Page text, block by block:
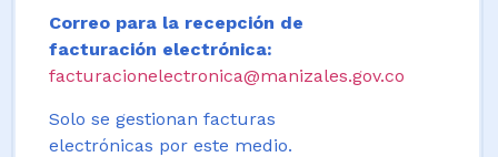
Correo para la recepción de
facturación electrónica:
facturacionelectronica@manizales.gov.co
Solo se gestionan facturas
electrónicas por este medio.